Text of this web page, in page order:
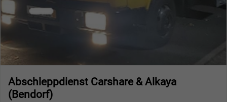
Abschleppdienst Carshare & Alkaya
(Bendorf)